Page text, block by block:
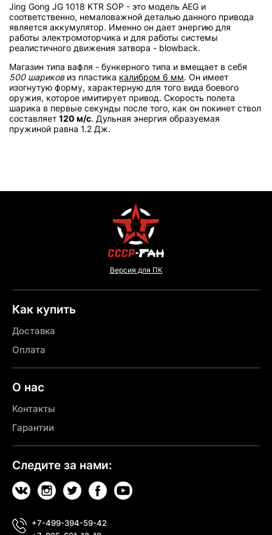
Jing Gong JG 1018 KTR SOP - это модель AEG и
соответственно, немаловажной деталью данного привода
является аккумулятор. Именно он дает энергию для
работы электромоторчика и для работы системы
реалистичного движения затвора - blowback.
Магазин типа вафля - бункерного типа и вмещает в себя
500 шариковиз пластика калибром 6 мм. Он имеет
изогнутую форму, характерную для того вида боевого
оружия, которое имитирует привод. Скорость полета
шарика в первые секунды после того, как он покинет ствол
составляет 120 м/с. Дульная энергия образуемая
пружиной равна 1.2 Дж.
Версия для ПК
Как купить
Доставка
Оплата
О нас
Контакты
Гарантии
Следите за нами:
+7-499-394-59-42